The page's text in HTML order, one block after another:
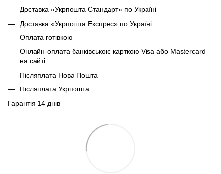
Доставка «Укрпошта Стандарт» по Україні
Доставка «Укрпошта Експрес» по Україні
Оплата готівкою
Онлайн-оплата банківською карткою Visa або Mastercard
на сайті
Післяплата Нова Пошта
Післяплата Укрпошта
Гарантія 14 днів